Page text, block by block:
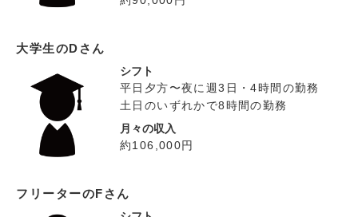
大学生のDさん
シフト
平日夕方〜夜に週3日・4時間の勤務
土日のいずれかで8時間の勤務
月々の収入
約106,000円
フリーターのFさん